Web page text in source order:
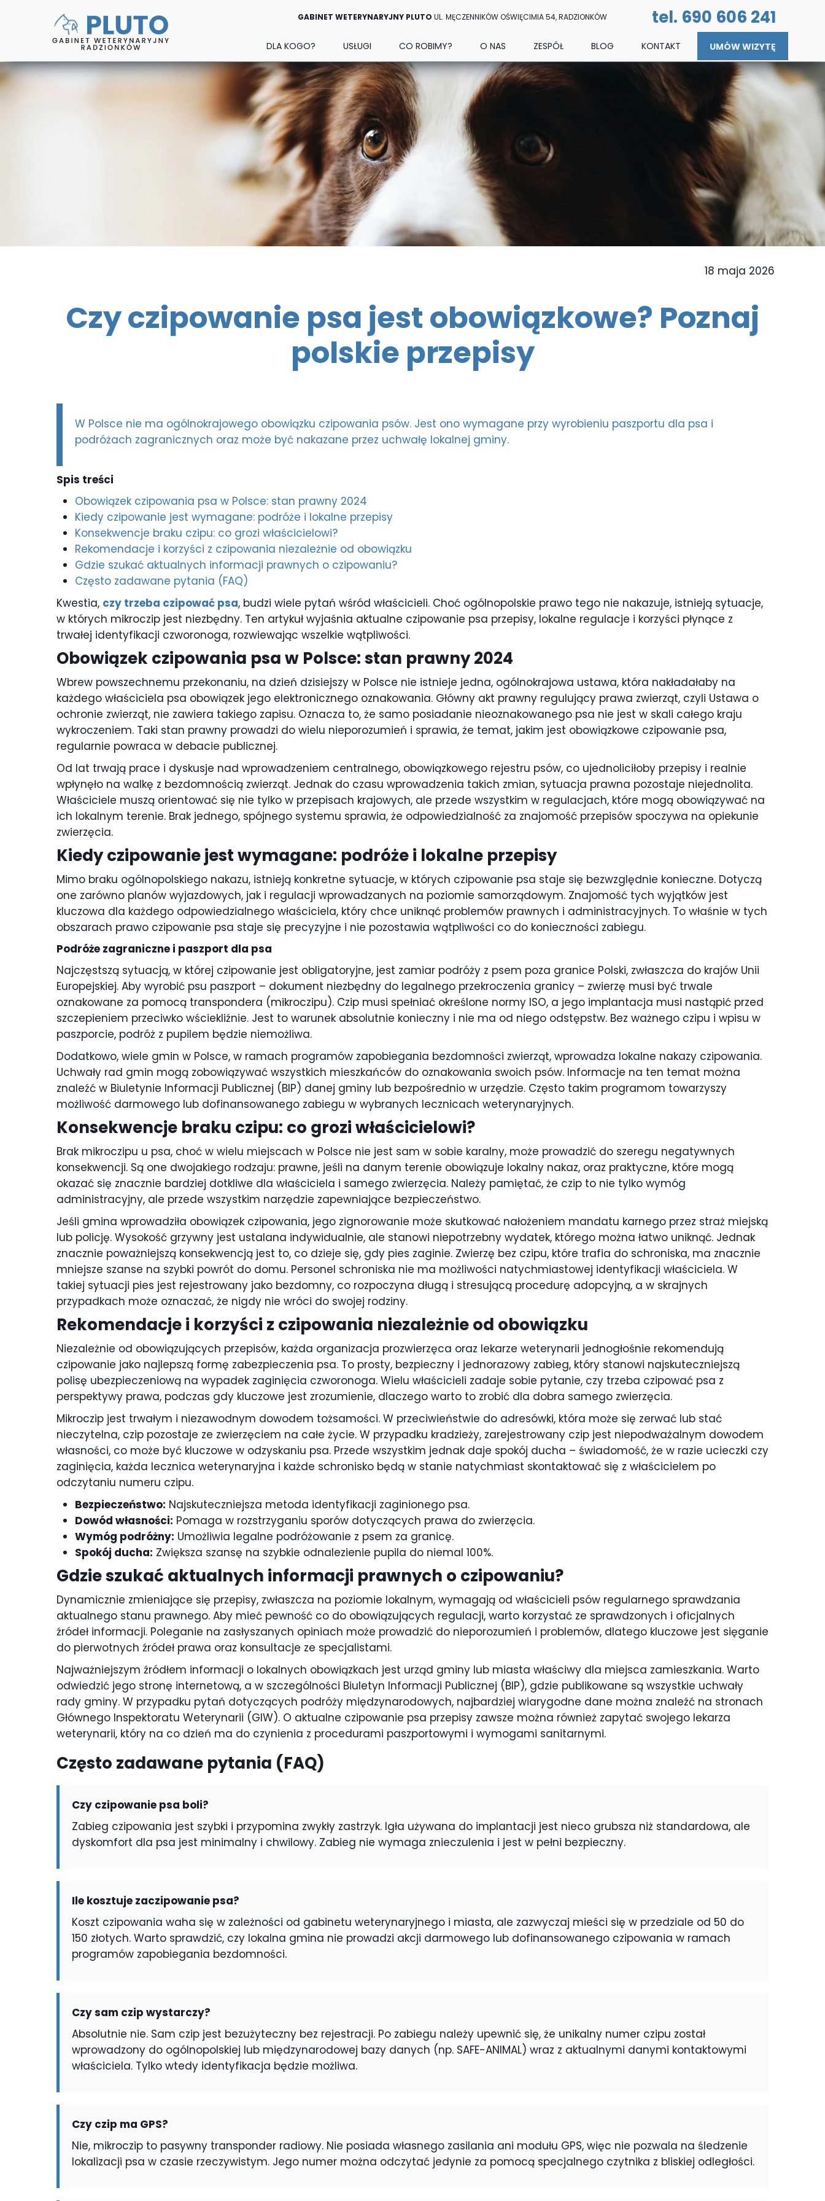
DLA KOGO?
PSY
KOTY
NAGŁA POMOC DLA PSA I KOTA
USŁUGI
PROFILAKTYKA
BADANIA LABORATORYJNE
BADANIA OBRAZOWE
CHIPOWANIE ZWIERZĄT
PASZPORT DLA ZWIERZĄT
FRYZJER DLA PSÓW I KOTÓW RADZIONKÓW
CO ROBIMY?
ALERGOLOGIA
ANESTEZJOLOGIA
BEHAWIORYSTYKA
CHIRURGIA
DERMATOLOGIA
GASTROENTEROLOGIA
INTERNA
OKULISTYKA
STOMATOLOGIA
O NAS
GABINET WETERYNARYJNY RADZIONKÓW
DOJAZD
POLITYKA PRYWATNOŚCI
ZESPÓŁ
ZHANNA FILIMONOVA
KATARZYNA KUPICH
MARTA ŁOTOCKA
BLOG KONTAKT UMÓW WIZYTĘ
tel. 690 606 241
GABINET WETERYNARYJNY PLUTO UL. MĘCZENNIKÓW OŚWIĘCIMIA 54, RADZIONKÓW
18 maja 2026
Czy czipowanie psa jest obowiązkowe? Poznaj
polskie przepisy
W Polsce nie ma ogólnokrajowego obowiązku czipowania psów. Jest ono wymagane przy wyrobieniu paszportu dla psa i
podróżach zagranicznych oraz może być nakazane przez uchwałę lokalnej gminy.
Spis treści
Obowiązek czipowania psa w Polsce: stan prawny 2024
Kiedy czipowanie jest wymagane: podróże i lokalne przepisy
Konsekwencje braku czipu: co grozi właścicielowi?
Rekomendacje i korzyści z czipowania niezależnie od obowiązku
Gdzie szukać aktualnych informacji prawnych o czipowaniu?
Często zadawane pytania (FAQ)
Kwestia, czy trzeba czipować psa, budzi wiele pytań wśród właścicieli. Choć ogólnopolskie prawo tego nie nakazuje, istnieją sytuacje,
w których mikroczip jest niezbędny. Ten artykuł wyjaśnia aktualne czipowanie psa przepisy, lokalne regulacje i korzyści płynące z
trwałej identyfikacji czworonoga, rozwiewając wszelkie wątpliwości.
Obowiązek czipowania psa w Polsce: stan prawny 2024
Wbrew powszechnemu przekonaniu, na dzień dzisiejszy w Polsce nie istnieje jedna, ogólnokrajowa ustawa, która nakładałaby na
każdego właściciela psa obowiązek jego elektronicznego oznakowania. Główny akt prawny regulujący prawa zwierząt, czyli Ustawa o
ochronie zwierząt, nie zawiera takiego zapisu. Oznacza to, że samo posiadanie nieoznakowanego psa nie jest w skali całego kraju
wykroczeniem. Taki stan prawny prowadzi do wielu nieporozumień i sprawia, że temat, jakim jest obowiązkowe czipowanie psa,
regularnie powraca w debacie publicznej.
Od lat trwają prace i dyskusje nad wprowadzeniem centralnego, obowiązkowego rejestru psów, co ujednoliciłoby przepisy i realnie
wpłynęło na walkę z bezdomnością zwierząt. Jednak do czasu wprowadzenia takich zmian, sytuacja prawna pozostaje niejednolita.
Właściciele muszą orientować się nie tylko w przepisach krajowych, ale przede wszystkim w regulacjach, które mogą obowiązywać na
ich lokalnym terenie. Brak jednego, spójnego systemu sprawia, że odpowiedzialność za znajomość przepisów spoczywa na opiekunie
zwierzęcia.
Kiedy czipowanie jest wymagane: podróże i lokalne przepisy
Mimo braku ogólnopolskiego nakazu, istnieją konkretne sytuacje, w których czipowanie psa staje się bezwzględnie konieczne. Dotyczą
one zarówno planów wyjazdowych, jak i regulacji wprowadzanych na poziomie samorządowym. Znajomość tych wyjątków jest
kluczowa dla każdego odpowiedzialnego właściciela, który chce uniknąć problemów prawnych i administracyjnych. To właśnie w tych
obszarach prawo czipowanie psa staje się precyzyjne i nie pozostawia wątpliwości co do konieczności zabiegu.
Podróże zagraniczne i paszport dla psa
Najczęstszą sytuacją, w której czipowanie jest obligatoryjne, jest zamiar podróży z psem poza granice Polski, zwłaszcza do krajów Unii
Europejskiej. Aby wyrobić psu paszport – dokument niezbędny do legalnego przekroczenia granicy – zwierzę musi być trwale
oznakowane za pomocą transpondera (mikroczipu). Czip musi spełniać określone normy ISO, a jego implantacja musi nastąpić przed
szczepieniem przeciwko wściekliźnie. Jest to warunek absolutnie konieczny i nie ma od niego odstępstw. Bez ważnego czipu i wpisu w
paszporcie, podróż z pupilem będzie niemożliwa.
Dodatkowo, wiele gmin w Polsce, w ramach programów zapobiegania bezdomności zwierząt, wprowadza lokalne nakazy czipowania.
Uchwały rad gmin mogą zobowiązywać wszystkich mieszkańców do oznakowania swoich psów. Informacje na ten temat można
znaleźć w Biuletynie Informacji Publicznej (BIP) danej gminy lub bezpośrednio w urzędzie. Często takim programom towarzyszy
możliwość darmowego lub dofinansowanego zabiegu w wybranych lecznicach weterynaryjnych.
Konsekwencje braku czipu: co grozi właścicielowi?
Brak mikroczipu u psa, choć w wielu miejscach w Polsce nie jest sam w sobie karalny, może prowadzić do szeregu negatywnych
konsekwencji. Są one dwojakiego rodzaju: prawne, jeśli na danym terenie obowiązuje lokalny nakaz, oraz praktyczne, które mogą
okazać się znacznie bardziej dotkliwe dla właściciela i samego zwierzęcia. Należy pamiętać, że czip to nie tylko wymóg
administracyjny, ale przede wszystkim narzędzie zapewniające bezpieczeństwo.
Jeśli gmina wprowadziła obowiązek czipowania, jego zignorowanie może skutkować nałożeniem mandatu karnego przez straż miejską
lub policję. Wysokość grzywny jest ustalana indywidualnie, ale stanowi niepotrzebny wydatek, którego można łatwo uniknąć. Jednak
znacznie poważniejszą konsekwencją jest to, co dzieje się, gdy pies zaginie. Zwierzę bez czipu, które trafia do schroniska, ma znacznie
mniejsze szanse na szybki powrót do domu. Personel schroniska nie ma możliwości natychmiastowej identyfikacji właściciela. W
takiej sytuacji pies jest rejestrowany jako bezdomny, co rozpoczyna długą i stresującą procedurę adopcyjną, a w skrajnych
przypadkach może oznaczać, że nigdy nie wróci do swojej rodziny.
Rekomendacje i korzyści z czipowania niezależnie od obowiązku
Niezależnie od obowiązujących przepisów, każda organizacja prozwierzęca oraz lekarze weterynarii jednogłośnie rekomendują
czipowanie jako najlepszą formę zabezpieczenia psa. To prosty, bezpieczny i jednorazowy zabieg, który stanowi najskuteczniejszą
polisę ubezpieczeniową na wypadek zaginięcia czworonoga. Wielu właścicieli zadaje sobie pytanie, czy trzeba czipować psa z
perspektywy prawa, podczas gdy kluczowe jest zrozumienie, dlaczego warto to zrobić dla dobra samego zwierzęcia.
Mikroczip jest trwałym i niezawodnym dowodem tożsamości. W przeciwieństwie do adresówki, która może się zerwać lub stać
nieczytelna, czip pozostaje ze zwierzęciem na całe życie. W przypadku kradzieży, zarejestrowany czip jest niepodważalnym dowodem
własności, co może być kluczowe w odzyskaniu psa. Przede wszystkim jednak daje spokój ducha – świadomość, że w razie ucieczki czy
zaginięcia, każda lecznica weterynaryjna i każde schronisko będą w stanie natychmiast skontaktować się z właścicielem po
odczytaniu numeru czipu.
Bezpieczeństwo: Najskuteczniejsza metoda identyfikacji zaginionego psa.
Dowód własności: Pomaga w rozstrzyganiu sporów dotyczących prawa do zwierzęcia.
Wymóg podróżny: Umożliwia legalne podróżowanie z psem za granicę.
Spokój ducha: Zwiększa szansę na szybkie odnalezienie pupila do niemal 100%.
Gdzie szukać aktualnych informacji prawnych o czipowaniu?
Dynamicznie zmieniające się przepisy, zwłaszcza na poziomie lokalnym, wymagają od właścicieli psów regularnego sprawdzania
aktualnego stanu prawnego. Aby mieć pewność co do obowiązujących regulacji, warto korzystać ze sprawdzonych i oficjalnych
źródeł informacji. Poleganie na zasłyszanych opiniach może prowadzić do nieporozumień i problemów, dlatego kluczowe jest sięganie
do pierwotnych źródeł prawa oraz konsultacje ze specjalistami.
Najważniejszym źródłem informacji o lokalnych obowiązkach jest urząd gminy lub miasta właściwy dla miejsca zamieszkania. Warto
odwiedzić jego stronę internetową, a w szczególności Biuletyn Informacji Publicznej (BIP), gdzie publikowane są wszystkie uchwały
rady gminy. W przypadku pytań dotyczących podróży międzynarodowych, najbardziej wiarygodne dane można znaleźć na stronach
Głównego Inspektoratu Weterynarii (GIW). O aktualne czipowanie psa przepisy zawsze można również zapytać swojego lekarza
weterynarii, który na co dzień ma do czynienia z procedurami paszportowymi i wymogami sanitarnymi.
Często zadawane pytania (FAQ)
Czy czipowanie psa boli?
Zabieg czipowania jest szybki i przypomina zwykły zastrzyk. Igła używana do implantacji jest nieco grubsza niż standardowa, ale
dyskomfort dla psa jest minimalny i chwilowy. Zabieg nie wymaga znieczulenia i jest w pełni bezpieczny.
Ile kosztuje zaczipowanie psa?
Koszt czipowania waha się w zależności od gabinetu weterynaryjnego i miasta, ale zazwyczaj mieści się w przedziale od 50 do
150 złotych. Warto sprawdzić, czy lokalna gmina nie prowadzi akcji darmowego lub dofinansowanego czipowania w ramach
programów zapobiegania bezdomności.
Czy sam czip wystarczy?
Absolutnie nie. Sam czip jest bezużyteczny bez rejestracji. Po zabiegu należy upewnić się, że unikalny numer czipu został
wprowadzony do ogólnopolskiej lub międzynarodowej bazy danych (np. SAFE-ANIMAL) wraz z aktualnymi danymi kontaktowymi
właściciela. Tylko wtedy identyfikacja będzie możliwa.
Czy czip ma GPS?
Nie, mikroczip to pasywny transponder radiowy. Nie posiada własnego zasilania ani modułu GPS, więc nie pozwala na śledzenie
lokalizacji psa w czasie rzeczywistym. Jego numer można odczytać jedynie za pomocą specjalnego czytnika z bliskiej odległości.